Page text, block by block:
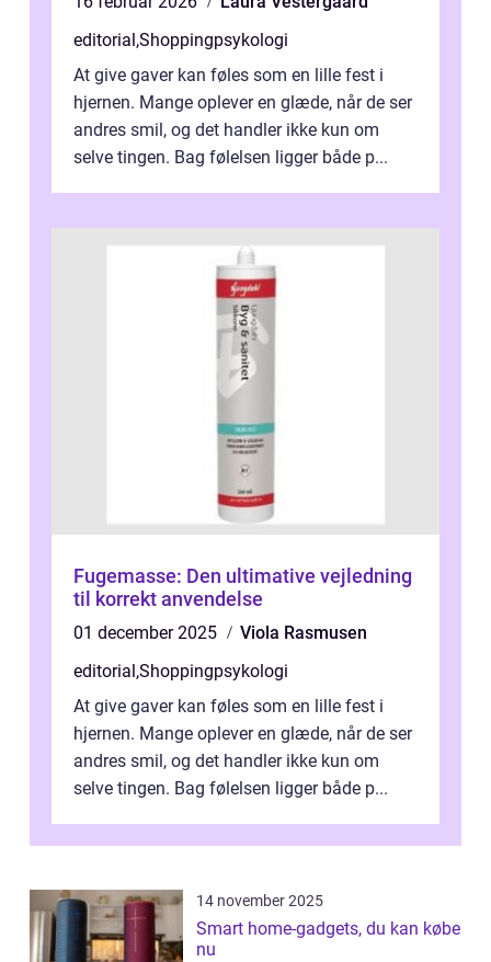
editorial,Shoppingpsykologi
At give gaver kan føles som en lille fest i
hjernen. Mange oplever en glæde, når de ser
andres smil, og det handler ikke kun om
selve tingen. Bag følelsen ligger både p...
Fugemasse: Den ultimative vejledning
til korrekt anvendelse
01 december 2025
Viola Rasmusen
editorial,Shoppingpsykologi
At give gaver kan føles som en lille fest i
hjernen. Mange oplever en glæde, når de ser
andres smil, og det handler ikke kun om
selve tingen. Bag følelsen ligger både p...
14 november 2025
Smart home-gadgets, du kan købe
nu